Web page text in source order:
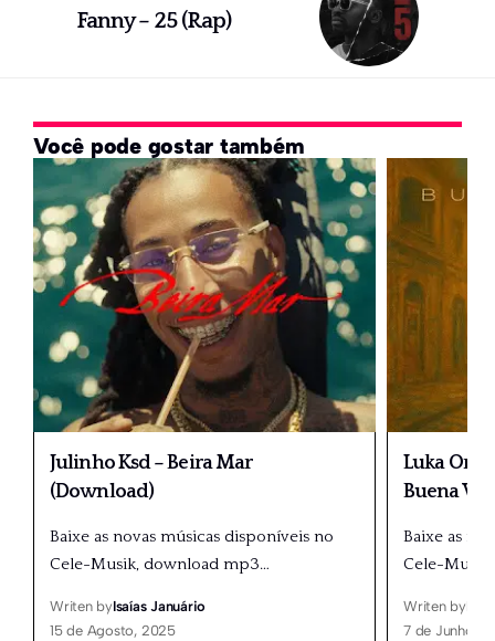
Fanny – 25 (Rap)
Você pode gostar também
Julinho Ksd – Beira Mar
(Download)
Baixe as novas músicas disponíveis no
Cele-Musik, download mp3…
Writen byIsaías Januário
15 de Agosto, 2025
Luka
Buena
Baixe as
Cele-
Writen by
7 de Junho,